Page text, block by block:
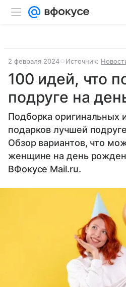
2 февраля 2024 Источник:
100 идей, что
подруге на
Подборка оригинальных
подарков лучшей
Обзор вариантов, что
женщине на день
ВФокусе Mail.ru.